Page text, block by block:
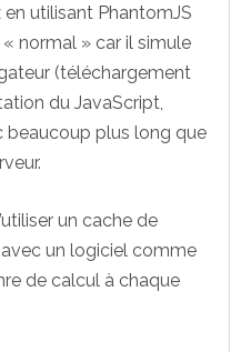
utilisant PhantomJS
normal » car il simule
(téléchargement
du JavaScript,
beaucoup plus long que
un cache de
un logiciel comme
de calcul à chaque